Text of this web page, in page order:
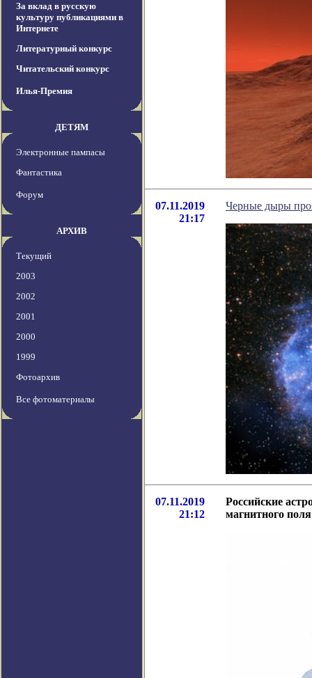
За вклад в русскую
культуру публикациями в
Интернете
Литературный конкурс
Читательский конкурс
Илья-Премия
ДЕТЯМ
Электронные пампасы
Фантастика
Форум
АРХИВ
Текущий
2003
2002
2001
2000
1999
Фотоархив
Все фотоматериалы
07.11.2019
21:17
Черные дыры
07.11.2019
21:12
Российские
магнитного поля